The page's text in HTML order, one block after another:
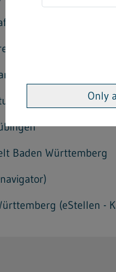
Arbeit und Tourismus
Baden Württemberg
(eStellen -
Only